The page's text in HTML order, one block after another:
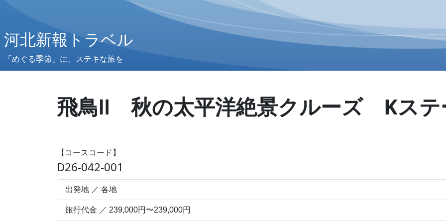
河北新報トラベル
「めぐる季節」に、ステキな旅を
飛鳥Ⅱ 秋の太平洋絶景クルーズ Kステ
【コースコード】
D26-042-001
出発地 ／ 各地
旅行代金 ／ 239,000円〜239,000円